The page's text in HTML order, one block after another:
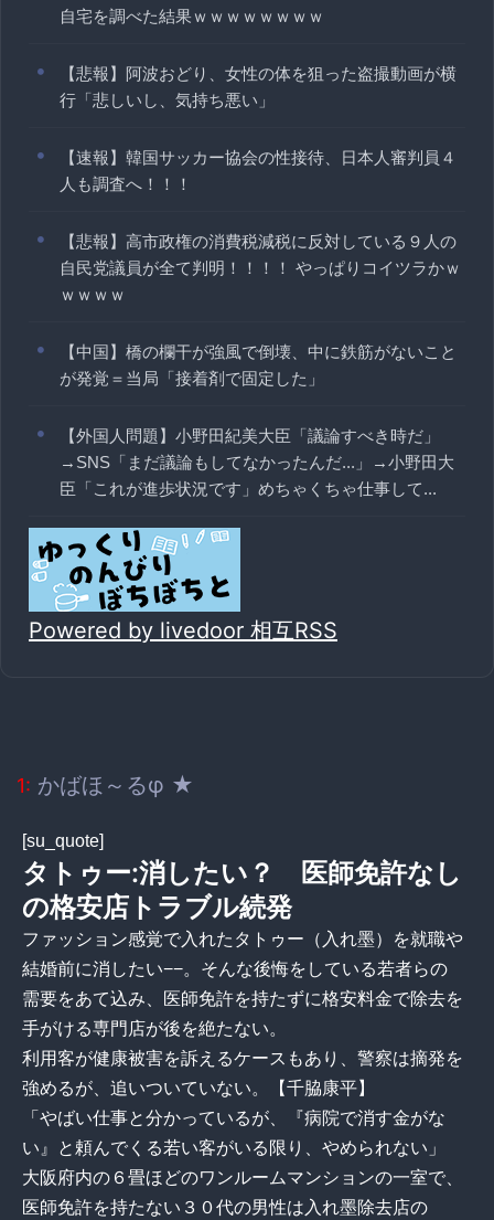
自宅を調べた結果ｗｗｗｗｗｗｗｗ
【悲報】阿波おどり、女性の体を狙った盗撮動画が横
行「悲しいし、気持ち悪い」
【速報】韓国サッカー協会の性接待、日本人審判員４
人も調査へ！！！
【悲報】高市政権の消費税減税に反対している９人の
自民党議員が全て判明！！！！ やっぱりコイツラかｗ
ｗｗｗｗ
【中国】橋の欄干が強風で倒壊、中に鉄筋がないこと
が発覚＝当局「接着剤で固定した」
【外国人問題】小野田紀美大臣「議論すべき時だ」
→SNS「まだ議論もしてなかったんだ...」→小野田大
臣「これが進歩状況です」めちゃくちゃ仕事して...
Powered by livedoor 相互RSS
1: かばほ～るφ ★
[su_quote]
タトゥー:消したい？ 医師免許なし
の格安店トラブル続発
ファッション感覚で入れたタトゥー（入れ墨）を就職や
結婚前に消したい−−。そんな後悔をしている若者らの
需要をあて込み、医師免許を持たずに格安料金で除去を
手がける専門店が後を絶たない。
利用客が健康被害を訴えるケースもあり、警察は摘発を
強めるが、追いついていない。【千脇康平】
「やばい仕事と分かっているが、『病院で消す金がな
い』と頼んでくる若い客がいる限り、やめられない」
大阪府内の６畳ほどのワンルームマンションの一室で、
医師免許を持たない３０代の男性は入れ墨除去店の